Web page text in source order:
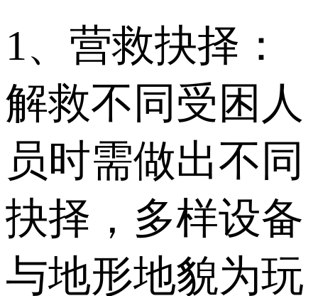
1、营救抉择：
解救不同受困人
员时需做出不同
抉择，多样设备
与地形地貌为玩